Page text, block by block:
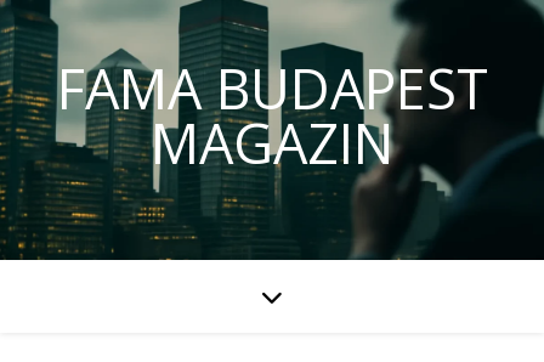
FAMA BUDAPEST
MAGAZIN